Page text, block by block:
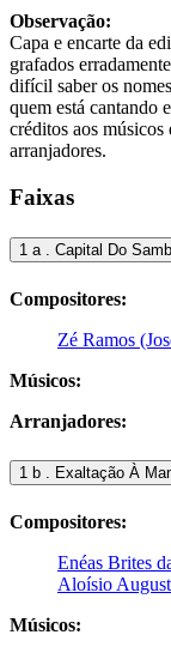
Observação:
Capa e encarte da
grafados
difícil saber os
quem está cantando
créditos aos músicos
arranjadores.
Faixas
1 a . Capital Do
Compositores:
Zé Ramos
Músicos:
Arranjadores:
1 b . Exaltação À
Compositores:
Enéas Brites
Aloísio
Músicos: